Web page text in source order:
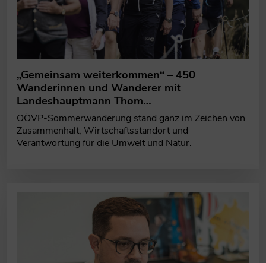
„Gemeinsam weiterkommen“ – 450
Wanderinnen und Wanderer mit
Landeshauptmann Thom…
OÖVP-Sommerwanderung stand ganz im Zeichen von
Zusammenhalt, Wirtschaftsstandort und
Verantwortung für die Umwelt und Natur.